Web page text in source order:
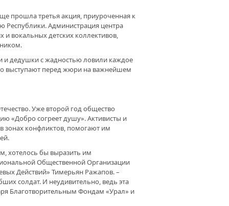
МЕДИЦИНСКИЕ
РЕСПУБЛИКИ
БОЛЕЗНЬ. В РЕСПУБЛИКЕ
НОВАЯ ЛАБОРАТОРИЯ
прошла третья акция, приуроченная к
Администрация центра
и вокальных детских коллективов,
и дедушки с жадностью ловили каждое
выступают перед жюри на важнейшем
Уже второй год общество
«Добро согреет душу». Активисты и
зонах конфликтов, помогают им
хотелось бы выразить им
Общественной Организации
Действий» Тимерьян Ражапов. –
солдат. И неудивительно, ведь эта
Благотворительным Фондам «Урал» и